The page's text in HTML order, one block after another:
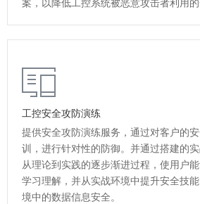
工控安全攻防演练
提供安全攻防演练服务，通过对客户的
训，进行针对性的防御。并通过搭建的
从理论到实践的逐步渐进过程，使用户
学习理解，并从实战环境中提升安全技
境中的数据信息安全。